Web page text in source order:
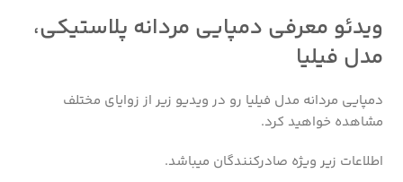
ویدئو معرفی دمپایی مردانه پلاستیکی،
مدل فیلیا
دمپایی مردانه مدل فیلیا رو در ویدیو زیر از زوایای مختلف
مشاهده خواهید کرد.
اطلاعات زیر ویژه صادرکنندگان میباشد.